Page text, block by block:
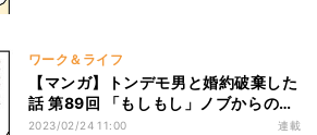
ワーク＆ライフ
【マンガ】トンデモ男と婚約破棄した
話 第89回 「もしもし」ノブからの突
然の電話。何の話かと思いきや…
2023/02/24 11:00 連載